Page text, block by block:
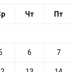
Чт Пт
6 7